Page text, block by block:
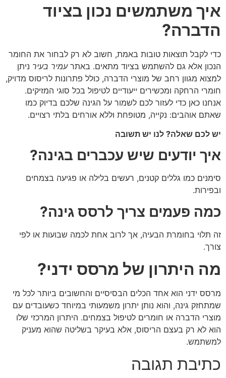
איך משתמשים נכון בציוד
הדברה?
כדי לקבל תוצאות טובות באמת, חשוב לא רק לבחור את החומר
הנכון אלא גם להשתמש בציוד מתאים. באתרעמיר בעיר ניתן
למצוא מגוון רחב של מוצרי הדברה, כולל פתרונות לריסוס מדויק,
חומרי הרחקה ומכשירים ייעודיים לטיפול בכל סוגי המזיקים.
אנחנו כאן כדי לעזור לכם לשמור על הגינה שלכם בדיוק כמו
שאתם אוהבים: נקייה, מטופחת וללא אורחים בלתי רצויים.
יש לכם שאלה? לנו יש תשובה
איך יודעים שיש עכברים בגינה?
סימנים כמו גללים קטנים, רעשים בלילה או פגיעה בצמחים
ובפירות.
כמה פעמים צריך לרסס גינה?
זה תלוי בחומרת הבעיה, אך לרוב אחת לכמה שבועות או לפי
צורך.
מה היתרון של מרסס ידני?
מרסס ידני הוא אחד הכלים הבסיסיים והחשובים ביותר לכל מי
שמתחזק גינה, והוא נותן יתרון משמעותי במיוחד כשעובדים עם
מוצרי הדברה או חומרים לטיפול בצמחים. היתרון המרכזי שלו
הוא לא רק בעצם הריסוס, אלא בעיקר בשליטה שהוא מעניק
למשתמש.
כתיבת תגובה